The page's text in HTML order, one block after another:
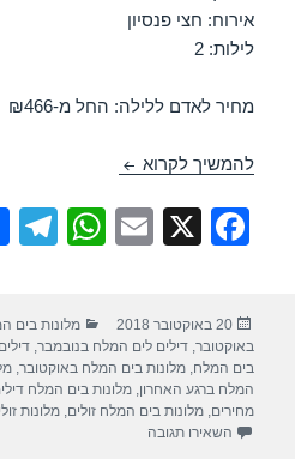
אירוח: חצי פנסיון
לילות: 2
מחיר לאדם ללילה: החל מ-₪466
להמשיך לקרוא חופשה במלון לאונרדו
F
e
b
o
X
E
W
s
A
p
פורסם
בתאריך
20 באוקטובר 2018 קטגוריות
מלונות בים
באוקטובר,דילים לים המלח בנובמבר,
בים המלח,מלונות בים המלח באוקטובר,
המלח ברגע האחרון,מלונות בים המלח
מחירים,מלונות בים המלח זולים,מלונות
השאירו תגובה